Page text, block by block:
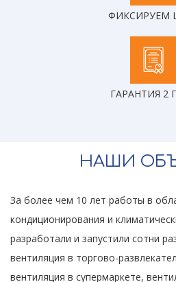
ФИКСИРУЕМ
ГАРАНТИЯ 2
НАШИ
За более чем 10 лет работы в
кондиционирования и
разработали и запустили сотни
вентиляция в торгово-
вентиляция в супермаркете,